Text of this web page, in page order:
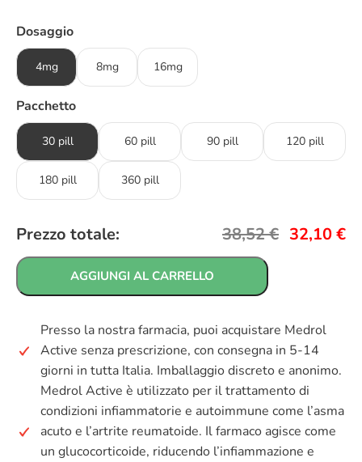
Dosaggio
4mg 8mg 16mg
Pacchetto
30 pill 60 pill 90 pill 120 pill
180 pill 360 pill
Prezzo totale: 38,52€ 32,10€
AGGIUNGI AL CARRELLO
Presso la nostra farmacia, puoi acquistare Medrol
Active senza prescrizione, con consegna in 5-14
giorni in tutta Italia. Imballaggio discreto e anonimo.
Medrol Active è utilizzato per il trattamento di
condizioni infiammatorie e autoimmune come l’asma
acuto e l’artrite reumatoide. Il farmaco agisce come
un glucocorticoide, riducendo l’infiammazione e